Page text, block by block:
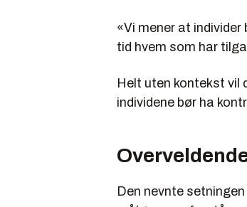
«Vi mener at
tid hvem som har
Helt uten kontekst vil
individene bør ha
Den nevnte